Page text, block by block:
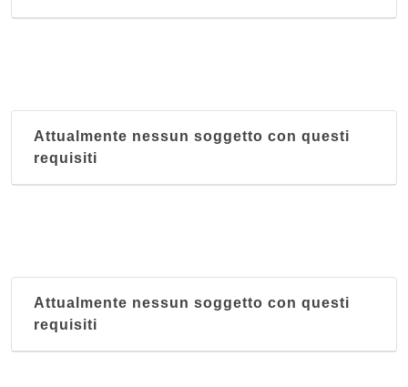
Attualmente nessun soggetto con questi
requisiti
Attualmente nessun soggetto con questi
requisiti